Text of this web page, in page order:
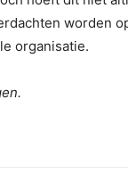
worden
organisatie.